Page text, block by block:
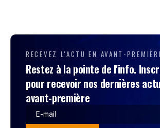
RECEVEZ L'ACTU EN AVANT-
Restez à la pointe de l'info.
pour recevoir nos dernières
avant-première